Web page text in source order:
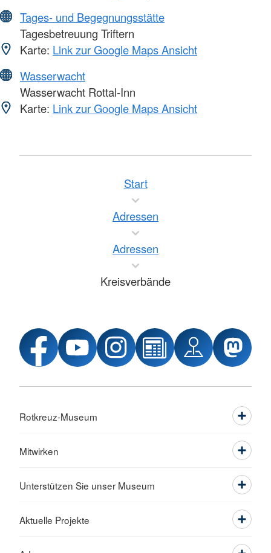
Tages- und Begegnungsstätte
Tagesbetreuung Triftern
Karte: Link zur Google Maps Ansicht
Wasserwacht
Wasserwacht Rottal-Inn
Karte: Link zur Google Maps Ansicht
Start
Adressen
Adressen
Kreisverbände
Rotkreuz-Museum
Mitwirken
Unterstützen Sie unser Museum
Aktuelle Projekte